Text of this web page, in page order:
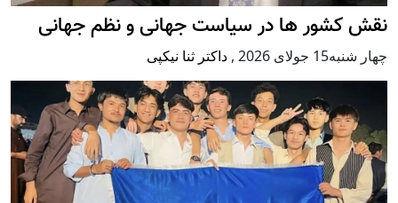
نقش کشور ها در سیاست جهانی و نظم جهانی
چهار شنبه15 جولای 2026 , داکتر ثنا نیکپی